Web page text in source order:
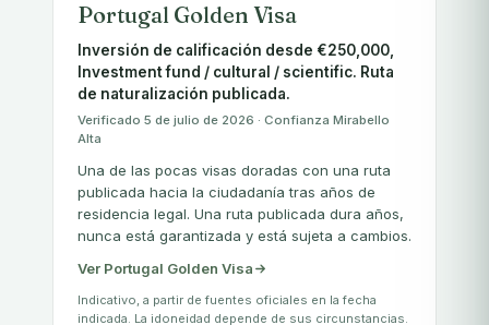
Portugal Golden Visa
Inversión de calificación desde €250,000,
Investment fund / cultural / scientific. Ruta
de naturalización publicada.
Verificado 5 de julio de 2026 · Confianza Mirabello
Alta
Una de las pocas visas doradas con una ruta
publicada hacia la ciudadanía tras años de
residencia legal. Una ruta publicada dura años,
nunca está garantizada y está sujeta a cambios.
Ver Portugal Golden Visa
Indicativo, a partir de fuentes oficiales en la fecha
indicada. La idoneidad depende de sus circunstancias.